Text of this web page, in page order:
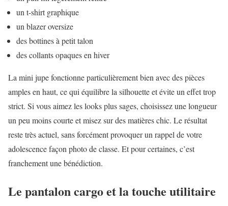
un t-shirt graphique
un blazer oversize
des bottines à petit talon
des collants opaques en hiver
La mini jupe fonctionne particulièrement bien avec des pièces
amples en haut, ce qui équilibre la silhouette et évite un effet trop
strict. Si vous aimez les looks plus sages, choisissez une longueur
un peu moins courte et misez sur des matières chic. Le résultat
reste très actuel, sans forcément provoquer un rappel de votre
adolescence façon photo de classe. Et pour certaines, c’est
franchement une bénédiction.
Le pantalon cargo et la touche utilitaire